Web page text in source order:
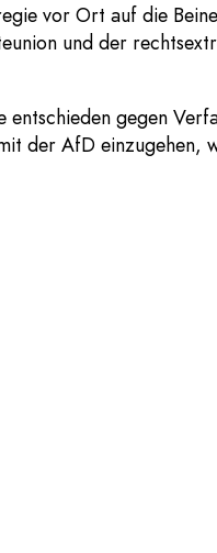
vor Ort auf die
und der
gegen
der AfD einzugehen,